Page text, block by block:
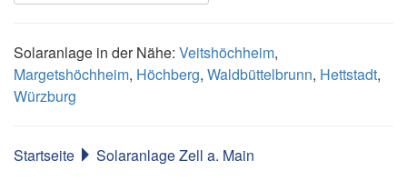
Solaranlage in der Nähe: Veitshöchheim,
Margetshöchheim, Höchberg, Waldbüttelbrunn, Hettstadt,
Würzburg
Startseite Solaranlage Zell a. Main